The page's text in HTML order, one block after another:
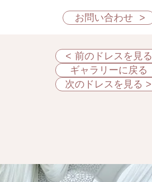
お問い合わせ
前のドレスを見る
ギャラリーに戻る
次のドレスを見る